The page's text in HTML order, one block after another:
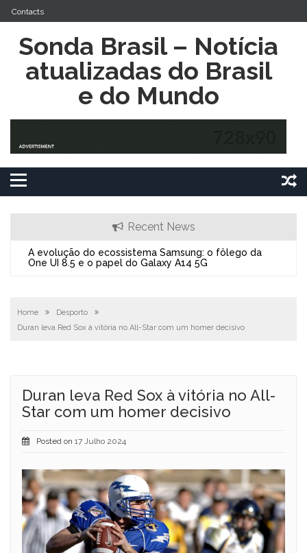
Skip
to
content
Contacts
Sonda Brasil – Notícia
atualizadas do Brasil
e do Mundo
Recent News
A evolução do ecossistema Samsung: o fôlego da
One UI 8.5 e o papel do Galaxy A14 5G
Home
Desporto
Duran leva Red Sox à vitória no All-Star com um homer decisivo
Duran leva Red Sox à vitória no All-
Star com um homer decisivo
Posted on 17 Julho 2024